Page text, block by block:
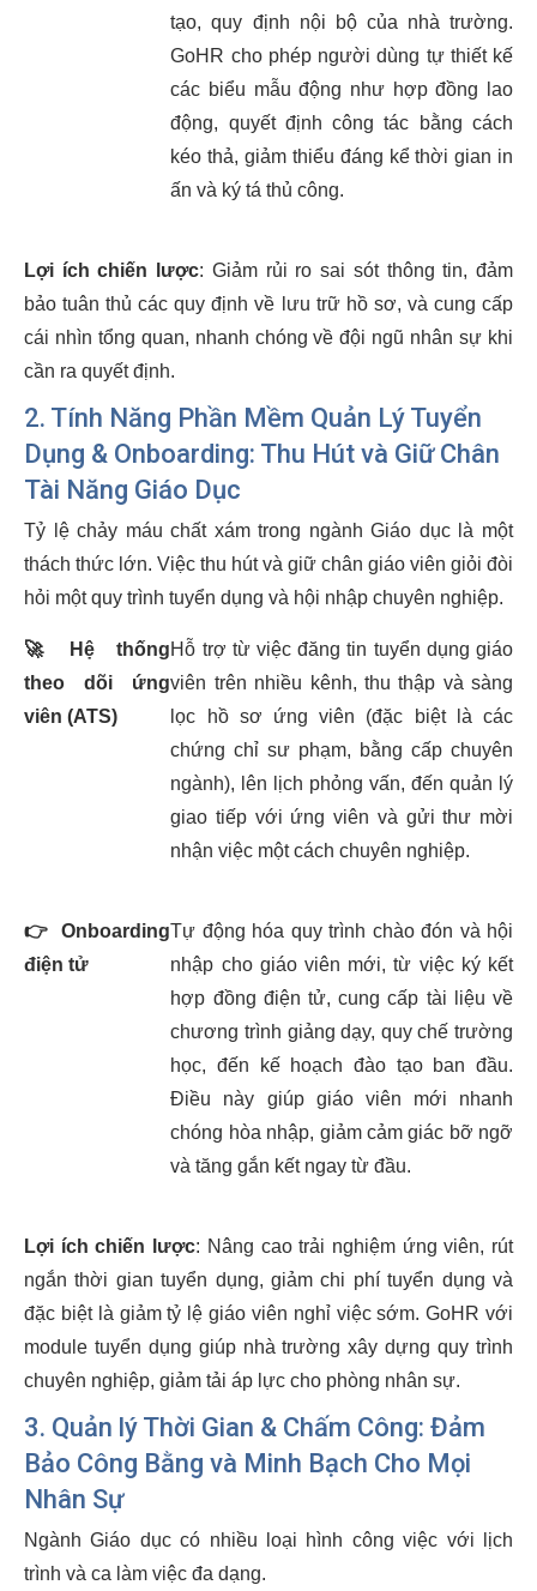
tạo, quy định nội bộ của nhà trường.
GoHR cho phép người dùng tự thiết kế
các biểu mẫu động như hợp đồng lao
động, quyết định công tác bằng cách
kéo thả, giảm thiểu đáng kể thời gian in
ấn và ký tá thủ công.
Lợi ích chiến lược: Giảm rủi ro sai sót thông tin, đảm
bảo tuân thủ các quy định về lưu trữ hồ sơ, và cung cấp
cái nhìn tổng quan, nhanh chóng về đội ngũ nhân sự khi
cần ra quyết định.
2. Tính Năng Phần Mềm Quản Lý Tuyển
Dụng & Onboarding: Thu Hút và Giữ Chân
Tài Năng Giáo Dục
Tỷ lệ chảy máu chất xám trong ngành Giáo dục là một
thách thức lớn. Việc thu hút và giữ chân giáo viên giỏi đòi
hỏi một quy trình tuyển dụng và hội nhập chuyên nghiệp.
🚀
Hệ thống
theo dõi ứng
viên (ATS)
Hỗ trợ từ việc đăng tin tuyển dụng giáo
viên trên nhiều kênh, thu thập và sàng
lọc hồ sơ ứng viên (đặc biệt là các
chứng chỉ sư phạm, bằng cấp chuyên
ngành), lên lịch phỏng vấn, đến quản lý
giao tiếp với ứng viên và gửi thư mời
nhận việc một cách chuyên nghiệp.
👉
Onboarding
điện tử
Tự động hóa quy trình chào đón và hội
nhập cho giáo viên mới, từ việc ký kết
hợp đồng điện tử, cung cấp tài liệu về
chương trình giảng dạy, quy chế trường
học, đến kế hoạch đào tạo ban đầu.
Điều này giúp giáo viên mới nhanh
chóng hòa nhập, giảm cảm giác bỡ ngỡ
và tăng gắn kết ngay từ đầu.
Lợi ích chiến lược: Nâng cao trải nghiệm ứng viên, rút
ngắn thời gian tuyển dụng, giảm chi phí tuyển dụng và
đặc biệt là giảm tỷ lệ giáo viên nghỉ việc sớm. GoHR với
module tuyển dụng giúp nhà trường xây dựng quy trình
chuyên nghiệp, giảm tải áp lực cho phòng nhân sự.
3. Quản lý Thời Gian & Chấm Công: Đảm
Bảo Công Bằng và Minh Bạch Cho Mọi
Nhân Sự
Ngành Giáo dục có nhiều loại hình công việc với lịch
trình và ca làm việc đa dạng.